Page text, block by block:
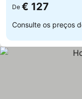
De € 127
Consulte os preços